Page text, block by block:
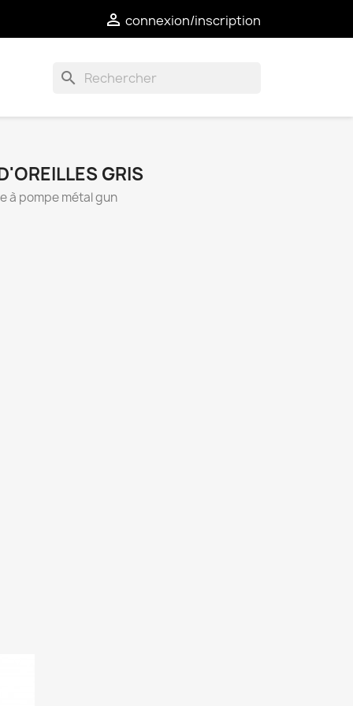
 connexion/inscription
search
GRIS
à pompe métal gun